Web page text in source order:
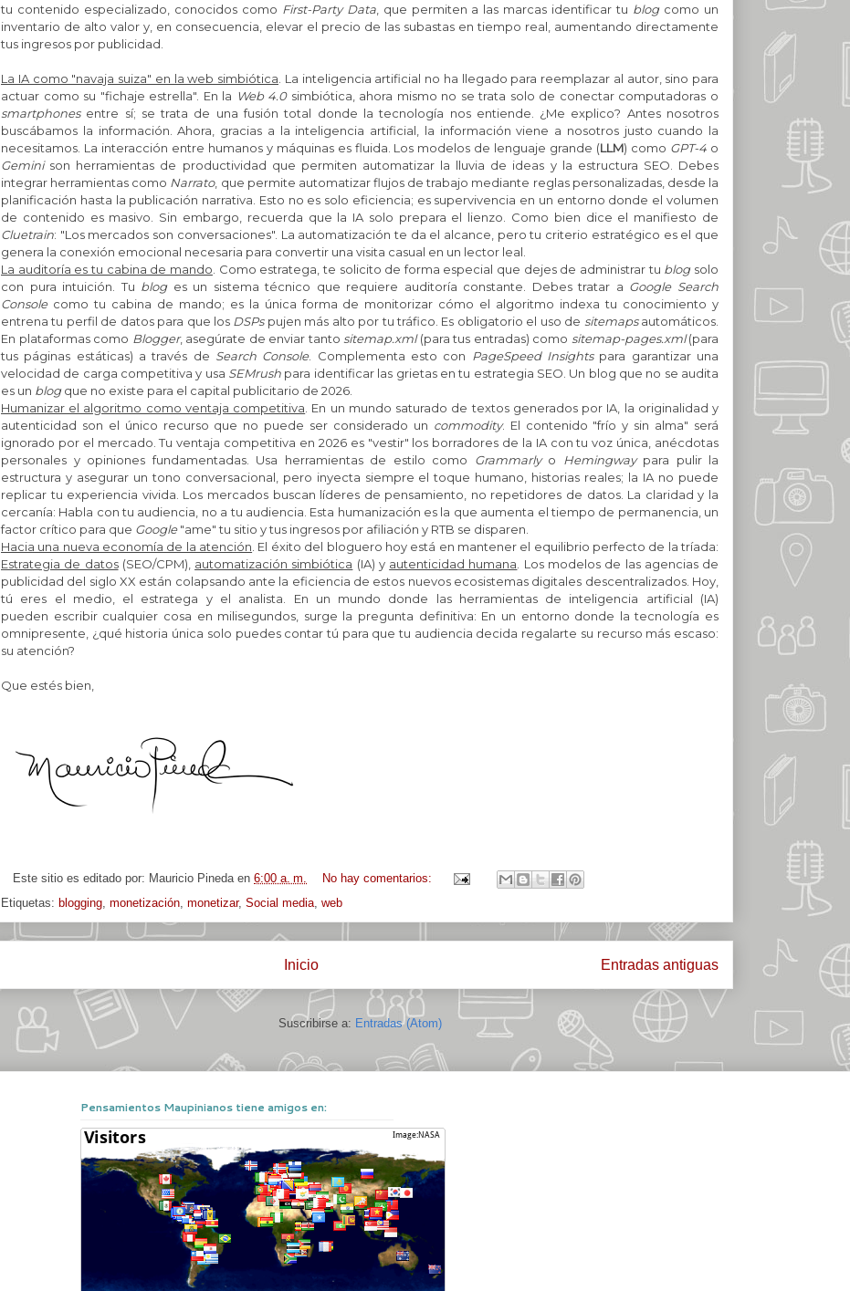
tu contenido especializado, conocidos como First-Party Data, que permiten a las marcas identificar tu blogcomo un
inventario de alto valor y, en consecuencia, elevar el precio de las subastas en tiempo real, aumentando directamente
tus ingresos por publicidad.
La IA como "navaja suiza" en la web simbiótica La inteligencia artificial no ha llegado para reemplazar al autor, sino para
actuar como su "fichaje estrella". En la Web 4.0simbiótica, ahora mismo no se trata solo de conectar computadoras o
smartphonesentre sí; se trata de una fusión total donde la tecnología nos entiende. ¿Me explico? Antes nosotros
buscábamos la información. Ahora, gracias a la inteligencia artificial, la información viene a nosotros justo cuando la
necesitamos. La interacción entre humanos y máquinas es fluida. Los modelos de lenguaje grande (LLM) como GPT-4 o
Geminison herramientas de productividad que permiten automatizar la lluvia de ideas y la estructura SEO. Debes
integrar herramientas como Narrato, que permite automatizar flujos de trabajo mediante reglas personalizadas, desde la
planificación hasta la publicación narrativa. Esto no es solo eficiencia; es supervivencia en un entorno donde el volumen
de contenido es masivo. Sin embargo, recuerda que la IA solo prepara el lienzo. Como bien dice el manifiesto de
Cluetrain: "Los mercados son conversaciones". La automatización te da el alcance, pero tu criterio estratégico es el que
genera la conexión emocional necesaria para convertir una visita casual en un lector leal.
La auditoría es tu cabina de mando Como estratega, te solicito de forma especial que dejes de administrar tu blogsolo
con pura intuición. Tu bloges un sistema técnico que requiere auditoría constante. Debes tratar a Google Search
Consolecomo tu cabina de mando; es la única forma de monitorizar cómo el algoritmo indexa tu conocimiento y
entrena tu perfil de datos para que los DSPspujen más alto por tu tráfico. Es obligatorio el uso de sitemapsautomáticos.
En plataformas como Blogger, asegúrate de enviar tanto sitemap.xml(para tus entradas) como sitemap-pages.xml(para
tus páginas estáticas) a través de Search Console. Complementa esto con PageSpeed Insightspara garantizar una
velocidad de carga competitiva y usa SEMrush para identificar las grietas en tu estrategia SEO. Un blog que no se audita
es un blogque no existe para el capital publicitario de 2026.
Humanizar el algoritmo como ventaja competitiva En un mundo saturado de textos generados por IA, la originalidad y
autenticidad son el único recurso que no puede ser considerado un commodity. El contenido "frío y sin alma" será
ignorado por el mercado. Tu ventaja competitiva en 2026 es "vestir" los borradores de la IA con tu voz única, anécdotas
personales y opiniones fundamentadas. Usa herramientas de estilo como Grammarlyo Hemingwaypara pulir la
estructura y asegurar un tono conversacional, pero inyecta siempre el toque humano, historias reales; la IA no puede
replicar tu experiencia vivida. Los mercados buscan líderes de pensamiento, no repetidores de datos. La claridad y la
cercanía: Habla con tu audiencia, no a tu audiencia. Esta humanización es la que aumenta el tiempo de permanencia, un
factor crítico para que Google"ame" tu sitio y tus ingresos por afiliación y RTB se disparen.
Hacia una nueva economía de la atención El éxito del bloguero hoy está en mantener el equilibrio perfecto de la tríada:
Estrategia de datos(SEO/CPM), automatización simbiótica (IA) y autenticidad humana . Los modelos de las agencias de
publicidad del siglo XX están colapsando ante la eficiencia de estos nuevos ecosistemas digitales descentralizados. Hoy,
tú eres el medio, el estratega y el analista. En un mundo donde las herramientas de inteligencia artificial (IA)
pueden escribir cualquier cosa en milisegundos, surge la pregunta definitiva: En un entorno donde la tecnología es
omnipresente, ¿qué historia única solo puedes contar tú para que tu audiencia decida regalarte su recurso más escaso:
su atención?
Que estés bien,
Este sitio es editado por: Mauricio Pineda en 6:00 a. m.
No hay comentarios:
Etiquetas: blogging monetización monetizar, Social media web
Entradas antiguas
Inicio
Suscribirse a: Entradas (Atom)
Pensamientos Maupinianos tiene amigos en: